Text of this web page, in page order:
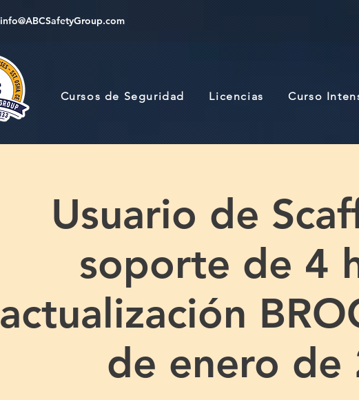
info@ABCSafetyGroup.com
Cursos de Seguridad Licencias Curso
Usuario de
soporte de 4
actualización
de enero de